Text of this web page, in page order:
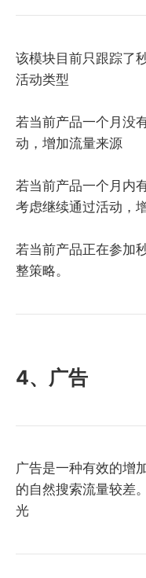
该模块目前只跟踪了
活动类型
若当前产品一个月没
动，增加流量来源
若当前产品一个月内
考虑继续通过活动，
若当前产品正在参加
整策略。
4、广告
广告是一种有效的增
的自然搜索流量较差
光